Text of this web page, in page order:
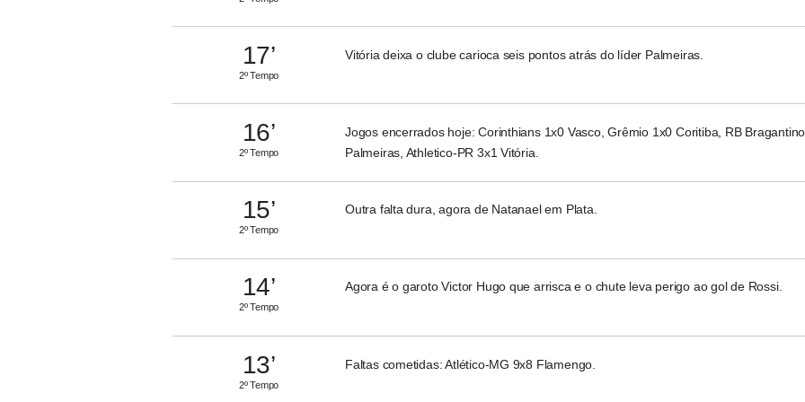
17’
2º Tempo
Vitória deixa o clube carioca seis pontos atrás do líder Palmeiras.
16’
2º Tempo
Jogos encerrados hoje: Corinthians 1x0 Vasco, Grêmio 1x0 Coritiba, RB
Palmeiras, Athletico-PR 3x1 Vitória.
15’
2º Tempo
Outra falta dura, agora de Natanael em Plata.
14’
2º Tempo
Agora é o garoto Victor Hugo que arrisca e o chute leva perigo ao gol de Rossi.
13’
2º Tempo
Faltas cometidas: Atlético-MG 9x8 Flamengo.